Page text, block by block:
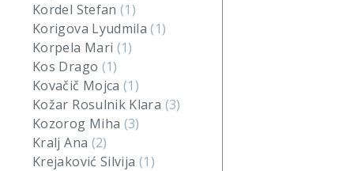
Kordel Stefan(1)
Korigova Lyudmila(1)
Korpela Mari (1)
Kos Drago (1)
Kovačič Mojca(1)
Kožar Rosulnik Klara (3)
Kozorog Miha (3)
Kralj Ana (2)
Krejaković Silvija (1)